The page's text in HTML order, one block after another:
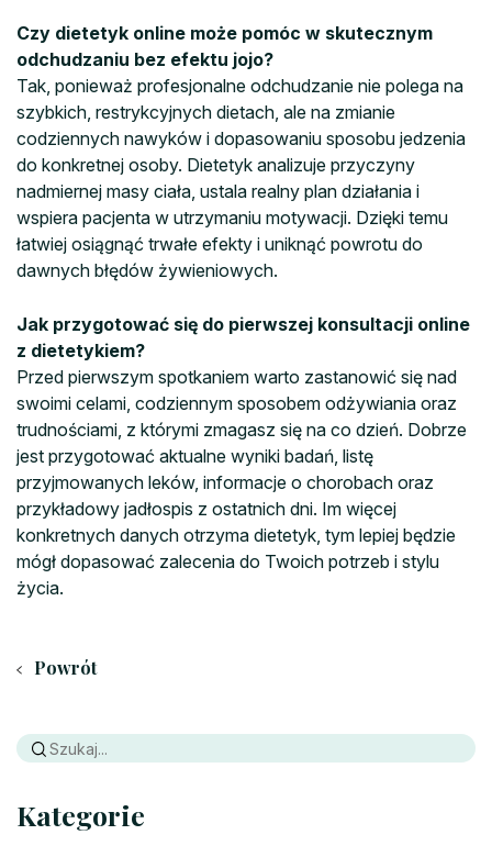
Czy dietetyk online może pomóc w skutecznym
odchudzaniu bez efektu jojo?
Tak, ponieważ profesjonalne odchudzanie nie polega na
szybkich, restrykcyjnych dietach, ale na zmianie
codziennych nawyków i dopasowaniu sposobu jedzenia
do konkretnej osoby. Dietetyk analizuje przyczyny
nadmiernej masy ciała, ustala realny plan działania i
wspiera pacjenta w utrzymaniu motywacji. Dzięki temu
łatwiej osiągnąć trwałe efekty i uniknąć powrotu do
dawnych błędów żywieniowych.
Jak przygotować się do pierwszej konsultacji online
z dietetykiem?
Przed pierwszym spotkaniem warto zastanowić się nad
swoimi celami, codziennym sposobem odżywiania oraz
trudnościami, z którymi zmagasz się na co dzień. Dobrze
jest przygotować aktualne wyniki badań, listę
przyjmowanych leków, informacje o chorobach oraz
przykładowy jadłospis z ostatnich dni. Im więcej
konkretnych danych otrzyma dietetyk, tym lepiej będzie
mógł dopasować zalecenia do Twoich potrzeb i stylu
życia.
Powrót
Kategorie